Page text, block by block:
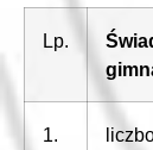
Lp.
1.